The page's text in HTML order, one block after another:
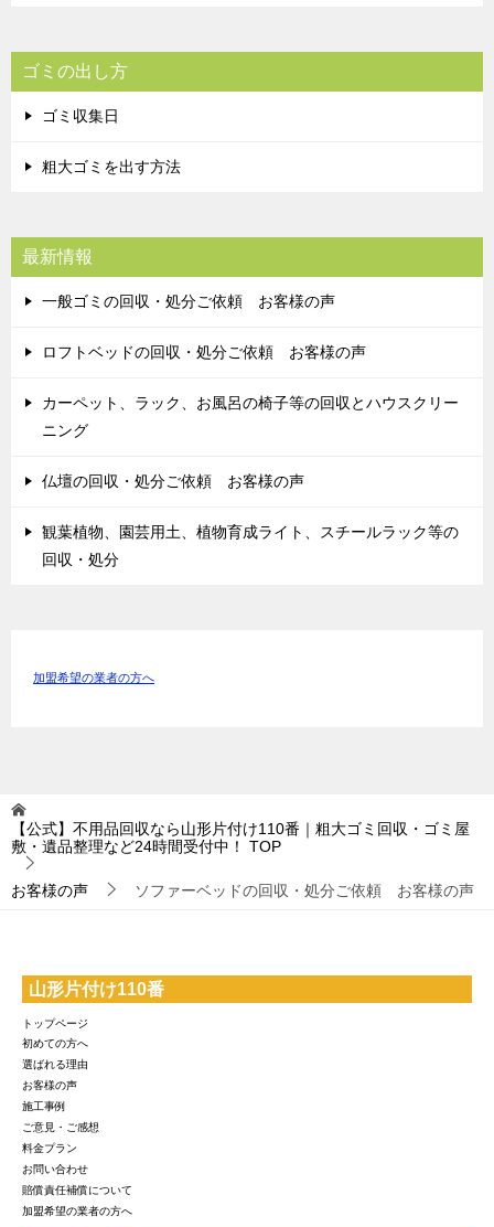
ゴミの出し方
ゴミ収集日
粗大ゴミを出す方法
最新情報
一般ゴミの回収・処分ご依頼 お客様の声
ロフトベッドの回収・処分ご依頼 お客様の声
カーペット、ラック、お風呂の椅子等の回収とハウスクリー
ニング
仏壇の回収・処分ご依頼 お客様の声
観葉植物、園芸用土、植物育成ライト、スチールラック等の
回収・処分
加盟希望の業者の方へ
【公式】不用品回収なら山形片付け110番｜粗大ゴミ回収・ゴミ屋
敷・遺品整理など24時間受付中！
TOP
お客様の声 ソファーベッドの回収・処分ご依頼 お客様の声
山形片付け110番
トップページ
初めての方へ
選ばれる理由
お客様の声
施工事例
ご意見・ご感想
料金プラン
お問い合わせ
賠償責任補償について
加盟希望の業者の方へ